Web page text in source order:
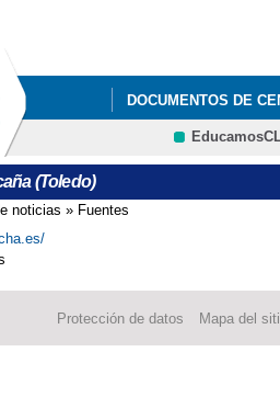
DOCUMENTOS DE
GESTIÓN DE
(Toledo)
aquí
noticias » Fuentes
Protección de datos Mapa del